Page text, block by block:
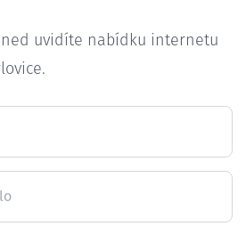
uvidíte nabídku internetu